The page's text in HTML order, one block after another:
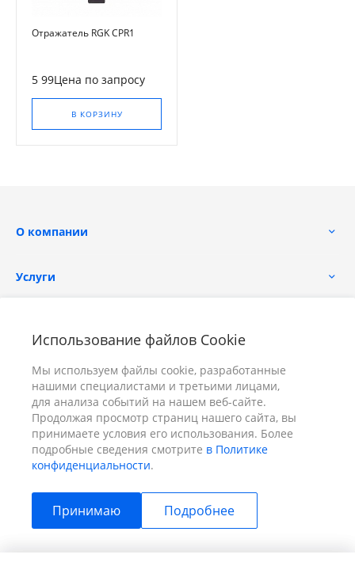
Использование файлов Cookie
Мы используем файлы cookie, разработанные
нашими специалистами и третьими лицами,
для анализа событий на нашем веб-сайте.
Продолжая просмотр страниц нашего сайта, вы
принимаете условия его использования. Более
подробные сведения смотрите в Политике
конфиденциальности.
Принимаю Подробнее
Отражатель RGK CPR1
5 99Цена по запросу
В КОРЗИНУ
О компании
Услуги
+7 (391) 298-00-11 Заказать звонок
г. Красноярск, пер. Телевизорный 9 "А" ООО "ПРИЗМ"